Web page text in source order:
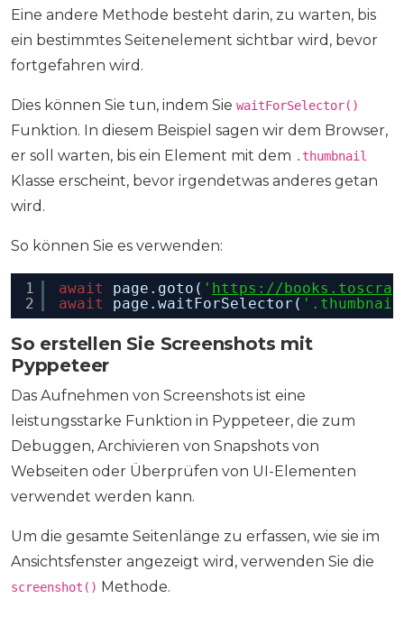
Eine andere Methode besteht darin, zu warten, bis
ein bestimmtes Seitenelement sichtbar wird, bevor
fortgefahren wird.
Dies können Sie tun, indem Sie waitForSelector()
Funktion. In diesem Beispiel sagen wir dem Browser,
er soll warten, bis ein Element mit dem .thumbnail
Klasse erscheint, bevor irgendetwas anderes getan
wird.
So können Sie es verwenden:
1
2
await page.goto( ' https://
await
page.waitForSelector(
So erstellen Sie Screenshots mit
Pyppeteer
Das Aufnehmen von Screenshots ist eine
leistungsstarke Funktion in Pyppeteer, die zum
Debuggen, Archivieren von Snapshots von
Webseiten oder Überprüfen von UI-Elementen
verwendet werden kann.
Um die gesamte Seitenlänge zu erfassen, wie sie im
Ansichtsfenster angezeigt wird, verwenden Sie die
screenshot() Methode.